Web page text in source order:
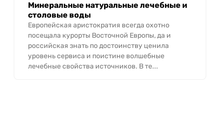
Минеральные натуральные лечебные и
столовые воды
Европейская аристократия всегда охотно
посещала курорты Восточной Европы, да и
российская знать по достоинству ценила
уровень сервиса и поистине волшебные
лечебные свойства источников. В те...